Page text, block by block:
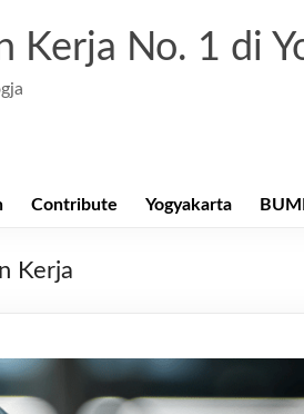
Kerja No. 1 di
Contribute Yogyakarta
Kerja